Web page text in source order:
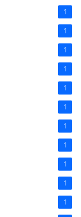
1
1
1
1
1
1
1
1
1
1
1